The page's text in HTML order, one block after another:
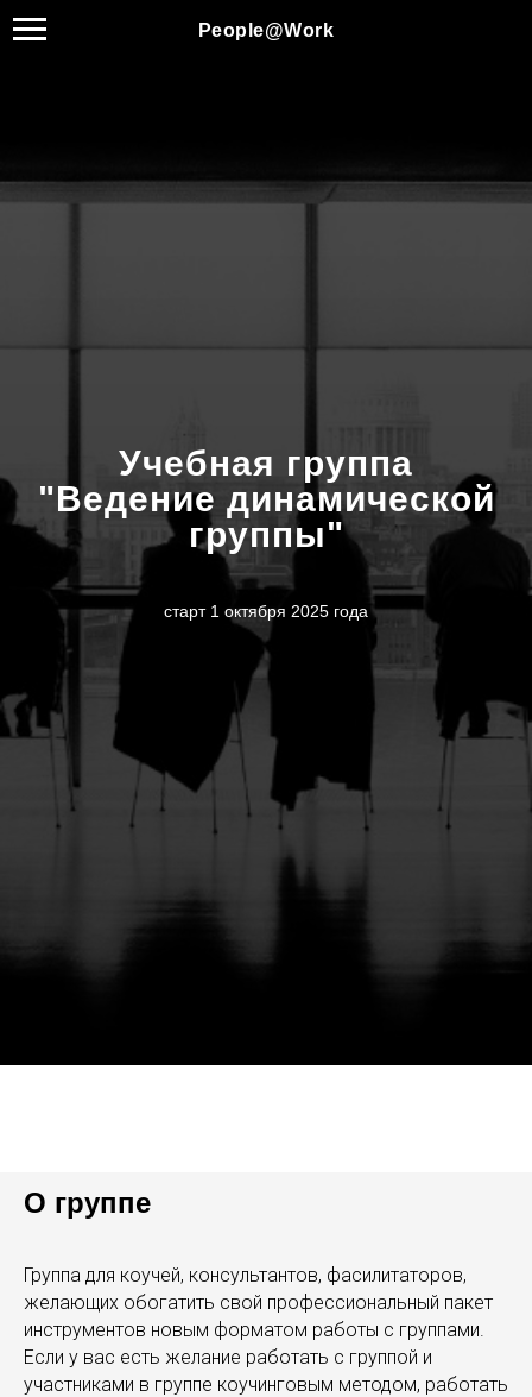
People@Work
Учебная группа
"Ведение динамической
группы"
старт 1 октября 2025 года
О группе
Группа для коучей, консультантов, фасилитаторов,
желающих обогатить свой профессиональный пакет
инструментов новым форматом работы с группами.
Если у вас есть желание работать с группой и
участниками в группе коучинговым методом, работать